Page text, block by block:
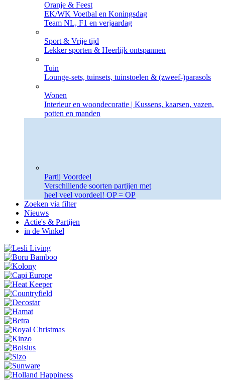
Oranje & Feest
EK/WK Voetbal en Koningsdag
Team NL, F1 en verjaardag
Sport & Vrije tijd
Lekker sporten & Heerlijk ontspannen
Tuin
Lounge-sets, tuinsets, tuinstoelen & (zweef-)parasols
Wonen
Interieur en woondecoratie | Kussens, kaarsen, vazen,
potten en manden
Partij Voordeel
Verschillende soorten partijen met
heel veel voordeel! OP = OP
Zoeken via filter
Nieuws
Actie's & Partijen
in de Winkel